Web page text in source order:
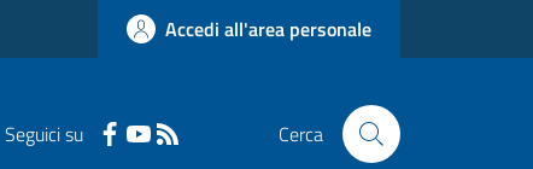
Accedi all'area personale
Seguici su Cerca